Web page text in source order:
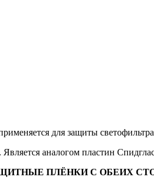
для защиты
. Является аналогом пластин
ПЛЁНКИ С ОБЕИХ